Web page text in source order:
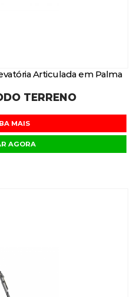
Articulada em Palma
TERRENO
MAIS
AGORA